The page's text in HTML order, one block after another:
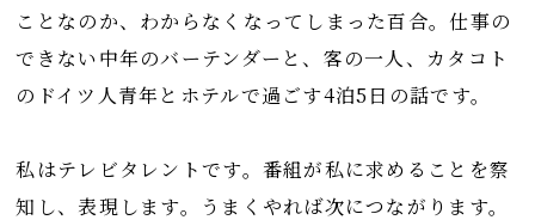
ことなのか、わからなくなってしまった百合。仕事の
できない中年のバーテンダーと、客の一人、カタコト
のドイツ人青年とホテルで過ごす4泊5日の話です。
私はテレビタレントです。番組が私に求めることを察
知し、表現します。うまくやれば次につながります。